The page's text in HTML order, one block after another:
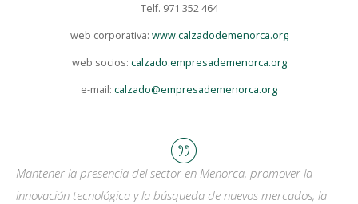
Telf. 971 352 464
web corporativa: www.calzadodemenorca.org
web socios: calzado.empresademenorca.org
e-mail: calzado@empresademenorca.org
Mantener la presencia del sector en Menorca, promover la
innovación tecnológica y la búsqueda de nuevos mercados, la